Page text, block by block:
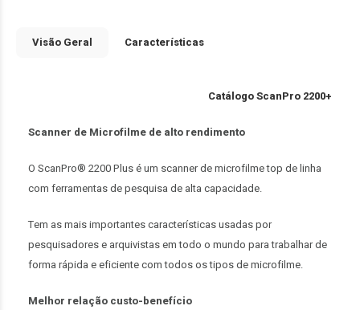
Visão Geral Características
Catálogo ScanPro 2200+
Scanner de Microfilme de alto rendimento
O ScanPro® 2200 Plus é um scanner de microfilme top de linha
com ferramentas de pesquisa de alta capacidade.
Tem as mais importantes características usadas por
pesquisadores e arquivistas em todo o mundo para trabalhar de
forma rápida e eficiente com todos os tipos de microfilme.
Melhor relação custo-benefício